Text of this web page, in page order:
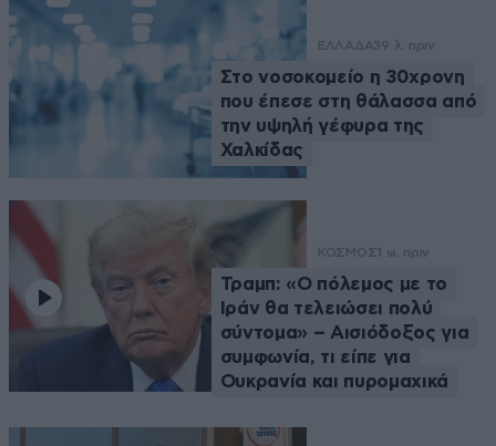
ΕΛΛΑΔΑ39 λ. πριν
Στο νοσοκομείο η 30χρονη
που έπεσε στη θάλασσα από
την υψηλή γέφυρα της
Χαλκίδας
ΚΟΣΜΟΣ 1 ω. πριν
Τραμπ: «Ο πόλεμος με το
Ιράν θα τελειώσει πολύ
σύντομα» – Αισιόδοξος για
συμφωνία, τι είπε για
Ουκρανία και πυρομαχικά